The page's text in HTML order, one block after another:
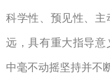
科学性、预见性、
远，具有重大指导
中毫不动摇坚持并不